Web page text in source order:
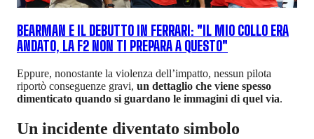
BEARMAN E IL DEBUTTO IN FERRARI: "IL MIO COLLO ERA
ANDATO, LA F2 NON TI PREPARA A QUESTO"
Eppure, nonostante la violenza dell’impatto, nessun pilota
riportò conseguenze gravi, un dettaglio che viene spesso
dimenticato quando si guardano le immagini di quel via.
Un incidente diventato simbolo